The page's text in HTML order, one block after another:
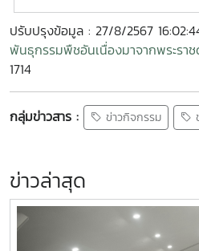
ปรับปรุงข้อมูล : 27/8/2567
พันธุกรรมพืชอันเนื่องมาจากพระราช
1714
กลุ่มข่าวสาร : ข่าวกิจกรรม
ข่าวล่าสุด